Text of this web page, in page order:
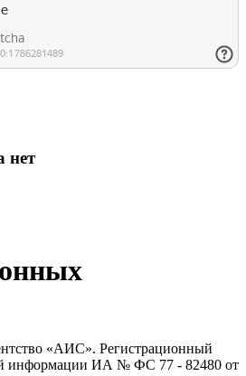
нет
«АИС». Регистрационный
информации ИА № ФС 77 - 82480 от